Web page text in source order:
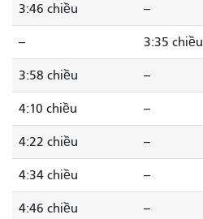
3:46 chiều --
-- 3:35 chiều
3:58 chiều --
4:10 chiều --
4:22 chiều --
4:34 chiều --
4:46 chiều --